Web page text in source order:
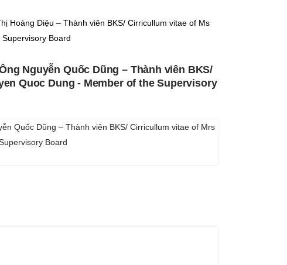
Hoàng Diệu – Thành viên BKS/ Cirricullum vitae of Ms
Board
Nguyễn Quốc Dũng – Thành viên BKS/
Quoc Dung - Member of the Supervisory
Quốc Dũng – Thành viên BKS/ Cirricullum vitae of Mrs
Board